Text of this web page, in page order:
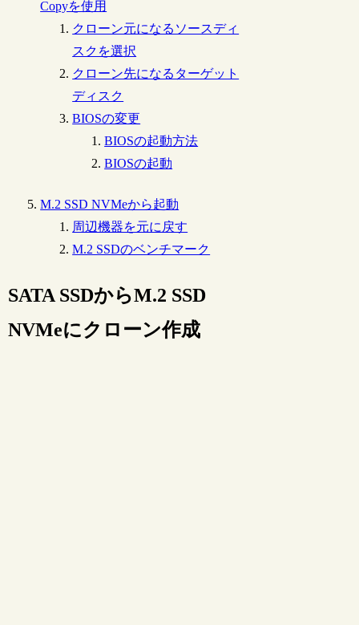
Copyを使用
クローン元になるソースディ
スクを選択
クローン先になるターゲット
ディスク
BIOSの変更
BIOSの起動方法
BIOSの起動
M.2 SSD NVMeから起動
周辺機器を元に戻す
M.2 SSDのベンチマーク
SATA SSDからM.2 SSD
NVMeにクローン作成